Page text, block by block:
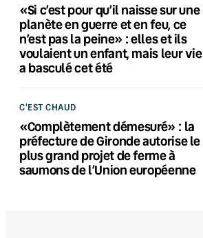
«Si c’est pour qu’il naisse sur une
planète en guerre et en feu, ce
n’est pas la peine» : elles et ils
voulaient un enfant, mais leur vie
a basculé cet été
C'EST CHAUD
«Complètement démesuré» : la
préfecture de Gironde autorise le
plus grand projet de ferme à
saumons de l’Union européenne